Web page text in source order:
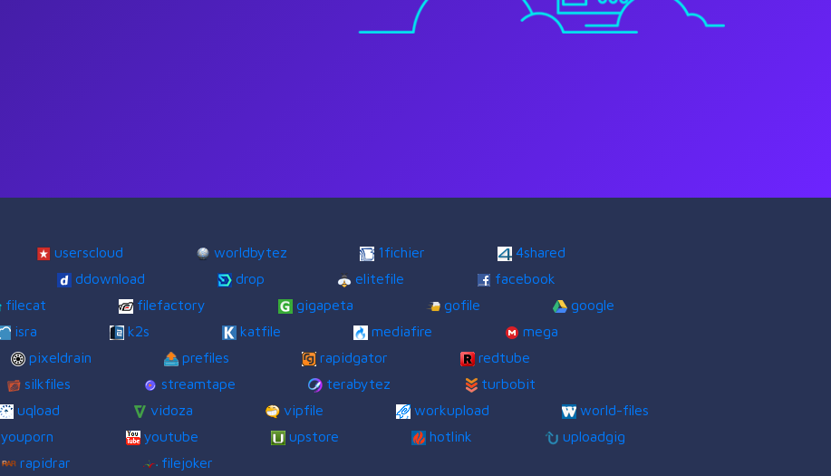
userscloud worldbytez 1fichier
4shared
ddownload drop elitefile
facebook
filecat filefactory gigapeta gofile
google
isra k2s katfile mediafire
mega
pixeldrain prefiles rapidgator
redtube
silkfiles streamtape terabytez
turbobit
uqload vidoza vipfile workupload
world-files
youporn youtube upstore hotlink
uploadgig
rapidrar filejoker